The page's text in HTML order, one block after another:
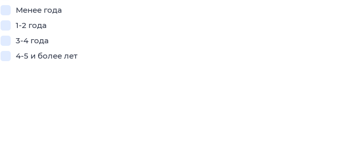
Менее года
1-2 года
3-4 года
4-5 и более лет